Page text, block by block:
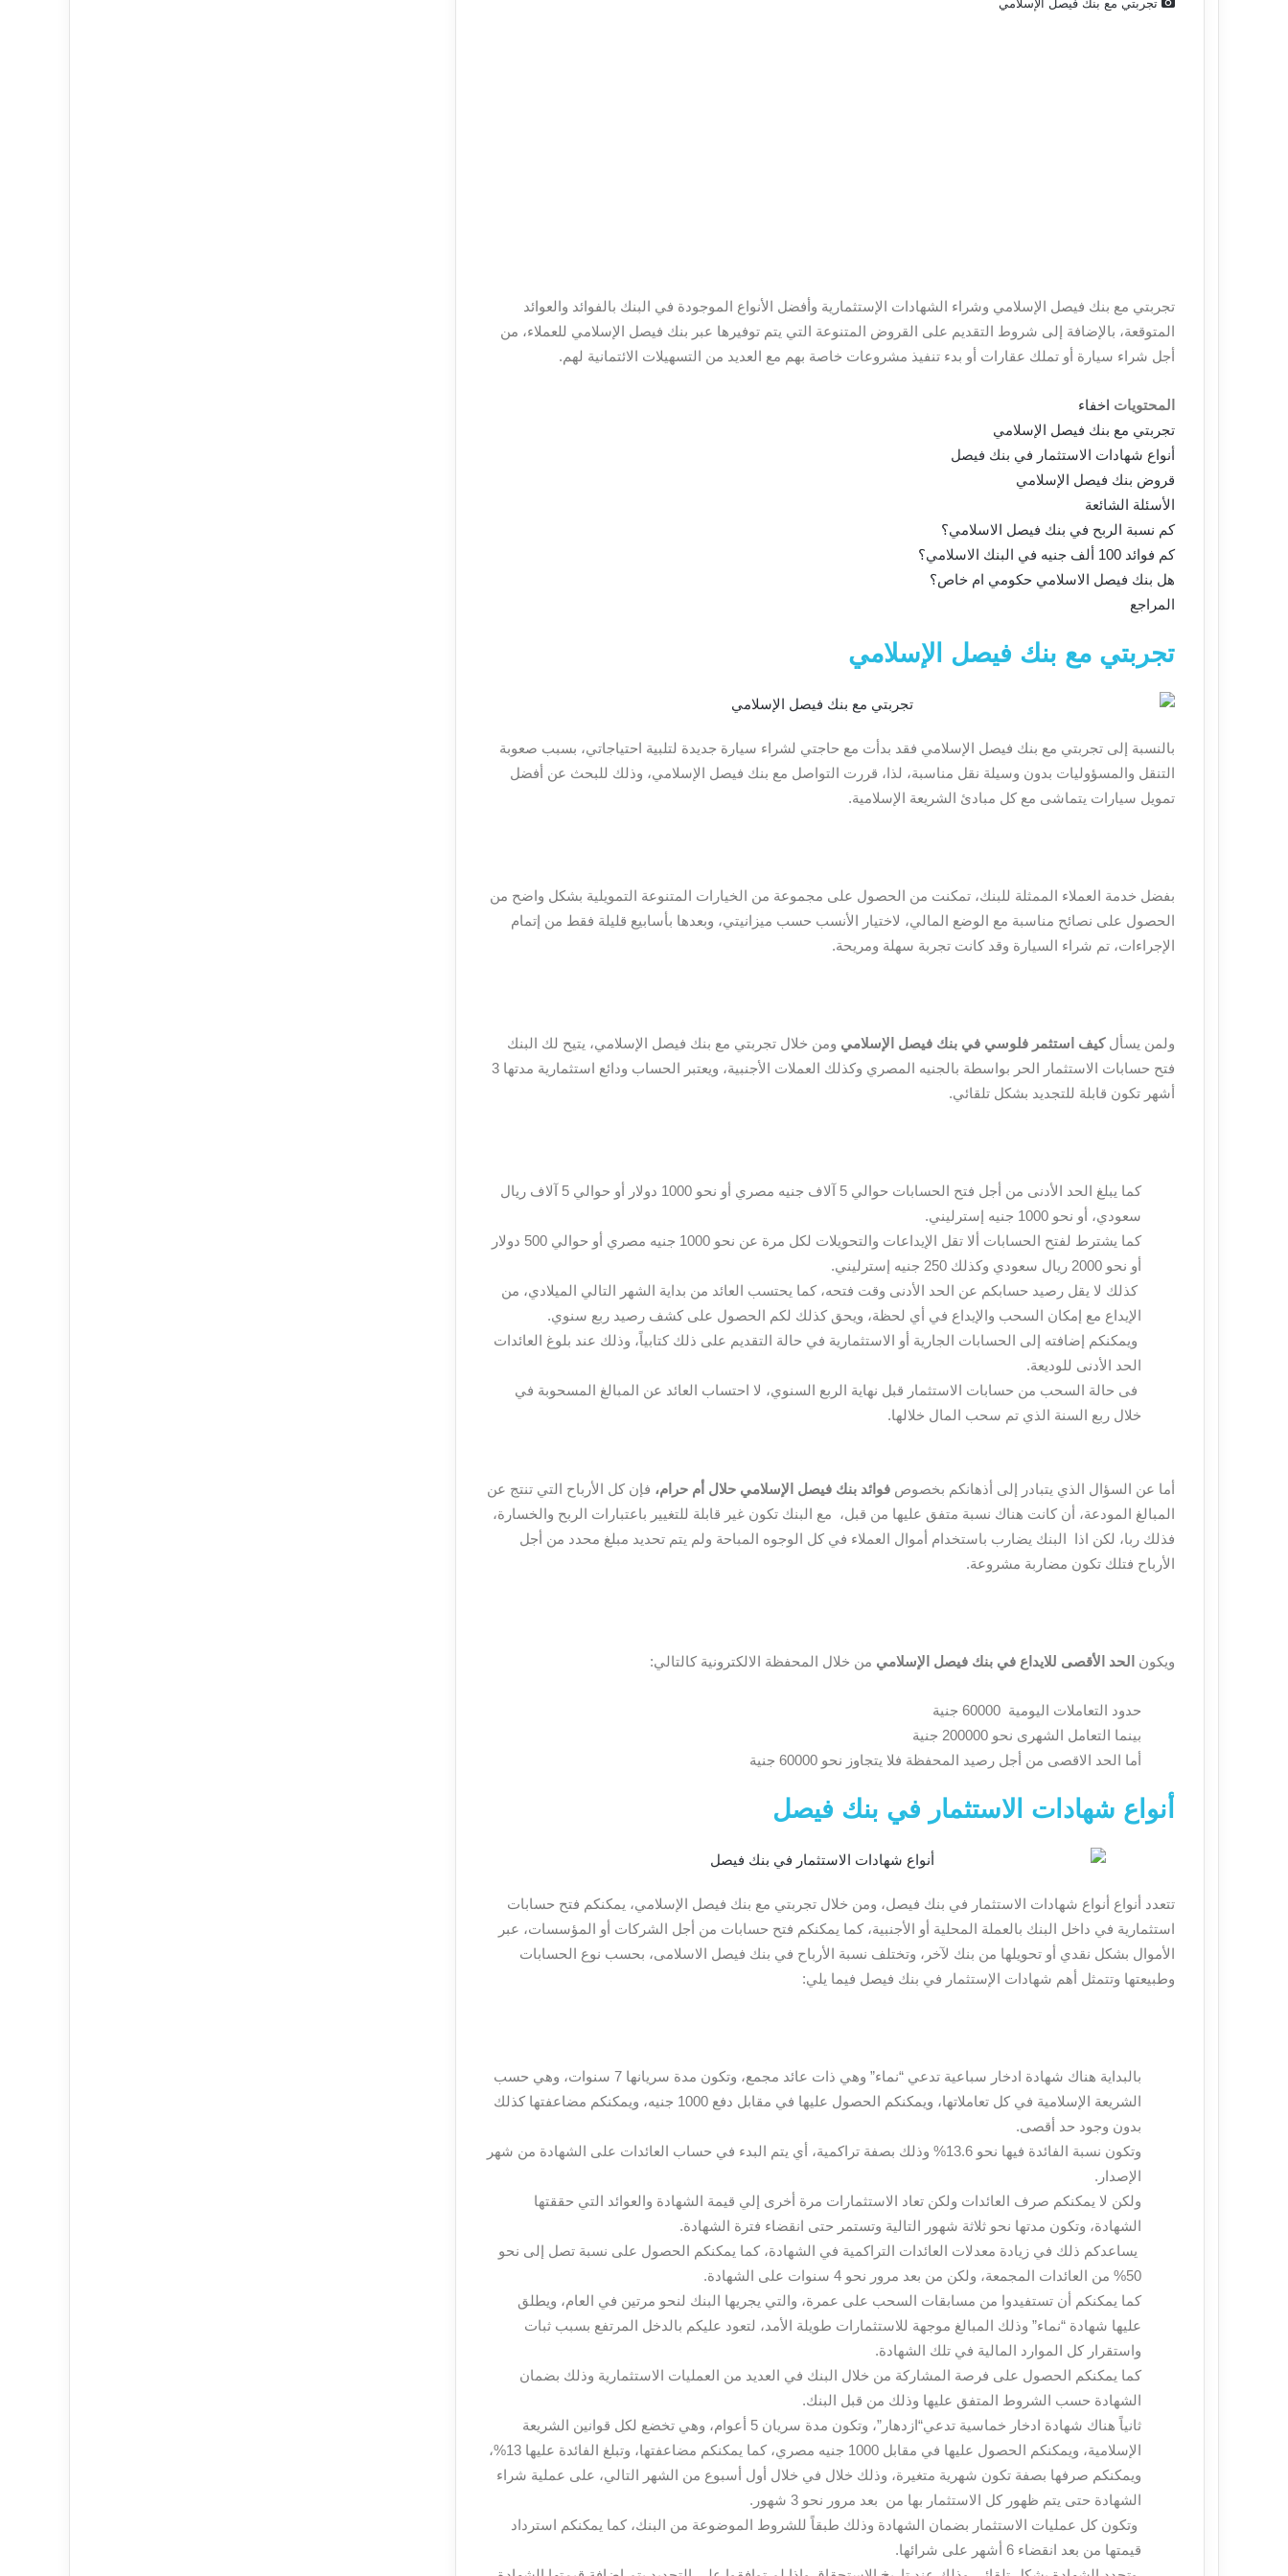
تجربتي مع بنك فيصل الإسلامي وشراء الشهادات الإستثمارية وأفضل الأنواع الموجودة في البنك بالفوائد والعوائد
المتوقعة، بالإضافة إلى شروط التقديم على القروض المتنوعة التي يتم توفيرها عبر بنك فيصل الإسلامي للعملاء، من
أجل شراء سيارة أو تملك عقارات أو بدء تنفيذ مشروعات خاصة بهم مع العديد من التسهيلات الائتمانية لهم.
المحتويات اخفاء
تجربتي مع بنك فيصل الإسلامي
أنواع شهادات الاستثمار في بنك فيصل
قروض بنك فيصل الإسلامي
الأسئلة الشائعة
كم نسبة الربح في بنك فيصل الاسلامي؟
كم فوائد 100 ألف جنيه في البنك الاسلامي؟
هل بنك فيصل الاسلامي حكومي ام خاص؟
المراجع
تجربتي مع بنك فيصل الإسلامي
بالنسبة إلى تجربتي مع بنك فيصل الإسلامي فقد بدأت مع حاجتي لشراء سيارة جديدة لتلبية احتياجاتي، بسبب صعوبة
التنقل والمسؤوليات بدون وسيلة نقل مناسبة، لذا، قررت التواصل مع بنك فيصل الإسلامي، وذلك للبحث عن أفضل
تمويل سيارات يتماشى مع كل مبادئ الشريعة الإسلامية.
بفضل خدمة العملاء الممثلة للبنك، تمكنت من الحصول على مجموعة من الخيارات المتنوعة التمويلية بشكل واضح من
الحصول على نصائح مناسبة مع الوضع المالي، لاختيار الأنسب حسب ميزانيتي، وبعدها بأسابيع قليلة فقط من إتمام
الإجراءات، تم شراء السيارة وقد كانت تجربة سهلة ومريحة.
ولمن يسأل كيف استثمر فلوسي في بنك فيصل الإسلامي ومن خلال تجربتي مع بنك فيصل الإسلامي، يتيح لك البنك
فتح حسابات الاستثمار الحر بواسطة بالجنيه المصري وكذلك العملات الأجنبية، ويعتبر الحساب ودائع استثمارية مدتها 3
أشهر تكون قابلة للتجديد بشكل تلقائي.
كما يبلغ الحد الأدنى من أجل فتح الحسابات حوالي 5 آلاف جنيه مصري أو نحو 1000 دولار أو حوالي 5 آلاف ريال
سعودي، أو نحو 1000 جنيه إسترليني.
كما يشترط لفتح الحسابات ألا تقل الإيداعات والتحويلات لكل مرة عن نحو 1000 جنيه مصري أو حوالي 500 دولار
أو نحو 2000 ريال سعودي وكذلك 250 جنيه إسترليني.
كذلك لا يقل رصيد حسابكم عن الحد الأدنى وقت فتحه، كما يحتسب العائد من بداية الشهر التالي الميلادي، من
الإيداع مع إمكان السحب والإيداع في أي لحظة، ويحق كذلك لكم الحصول على كشف رصيد ربع سنوي.
ويمكنكم إضافته إلى الحسابات الجارية أو الاستثمارية في حالة التقديم على ذلك كتابياً، وذلك عند بلوغ العائدات
الحد الأدنى للوديعة.
فى حالة السحب من حسابات الاستثمار قبل نهاية الربع السنوي، لا احتساب العائد عن المبالغ المسحوبة في
خلال ربع السنة الذي تم سحب المال خلالها.
أما عن السؤال الذي يتبادر إلى أذهانكم بخصوص فوائد بنك فيصل الإسلامي حلال أم حرام، فإن كل الأرباح التي تنتج عن
المبالغ المودعة، أن كانت هناك نسبة متفق عليها من قبل، مع البنك تكون غير قابلة للتغيير باعتبارات الربح والخسارة،
فذلك ربا، لكن اذا البنك يضارب باستخدام أموال العملاء في كل الوجوه المباحة ولم يتم تحديد مبلغ محدد من أجل
الأرباح فتلك تكون مضاربة مشروعة.
ويكون الحد الأقصى للايداع في بنك فيصل الإسلامي من خلال المحفظة الالكترونية كالتالي:
حدود التعاملات اليومية 60000 جنية
بينما التعامل الشهرى نحو 200000 جنية
أما الحد الاقصى من أجل رصيد المحفظة فلا يتجاوز نحو 60000 جنية
أنواع شهادات الاستثمار في بنك فيصل
تتعدد أنواع أنواع شهادات الاستثمار في بنك فيصل، ومن خلال تجربتي مع بنك فيصل الإسلامي، يمكنكم فتح حسابات
استثمارية في داخل البنك بالعملة المحلية أو الأجنبية، كما يمكنكم فتح حسابات من أجل الشركات أو المؤسسات، عبر
الأموال بشكل نقدي أو تحويلها من بنك لآخر، وتختلف نسبة الأرباح في بنك فيصل الاسلامى، بحسب نوع الحسابات
وطبيعتها وتتمثل أهم شهادات الإستثمار في بنك فيصل فيما يلي:
بالبداية هناك شهادة ادخار سباعية تدعي “نماء” وهي ذات عائد مجمع، وتكون مدة سريانها 7 سنوات، وهي حسب
الشريعة الإسلامية في كل تعاملاتها، ويمكنكم الحصول عليها في مقابل دفع 1000 جنيه، ويمكنكم مضاعفتها كذلك
بدون وجود حد أقصى.
وتكون نسبة الفائدة فيها نحو 13.6% وذلك بصفة تراكمية، أي يتم البدء في حساب العائدات على الشهادة من شهر
الإصدار.
ولكن لا يمكنكم صرف العائدات ولكن تعاد الاستثمارات مرة أخرى إلي قيمة الشهادة والعوائد التي حققتها
الشهادة، وتكون مدتها نحو ثلاثة شهور التالية وتستمر حتى انقضاء فترة الشهادة.
يساعدكم ذلك في زيادة معدلات العائدات التراكمية في الشهادة، كما يمكنكم الحصول على نسبة تصل إلى نحو
50% من العائدات المجمعة، ولكن من بعد مرور نحو 4 سنوات على الشهادة.
كما يمكنكم أن تستفيدوا من مسابقات السحب على عمرة، والتي يجريها البنك لنحو مرتين في العام، ويطلق
عليها شهادة “نماء” وذلك المبالغ موجهة للاستثمارات طويلة الأمد، لتعود عليكم بالدخل المرتفع بسبب ثبات
واستقرار كل الموارد المالية في تلك الشهادة.
كما يمكنكم الحصول على فرصة المشاركة من خلال البنك في العديد من العمليات الاستثمارية وذلك بضمان
الشهادة حسب الشروط المتفق عليها وذلك من قبل البنك.
ثانياً هناك شهادة ادخار خماسية تدعي“ازدهار”، وتكون مدة سريان 5 أعوام، وهي تخضع لكل قوانين الشريعة
الإسلامية، ويمكنكم الحصول عليها في مقابل 1000 جنيه مصري، كما يمكنكم مضاعفتها، وتبلغ الفائدة عليها 13%،
ويمكنكم صرفها بصفة تكون شهرية متغيرة، وذلك خلال في خلال أول أسبوع من الشهر التالي، على عملية شراء
الشهادة حتى يتم ظهور كل الاستثمار بها من بعد مرور نحو 3 شهور.
وتكون كل عمليات الاستثمار بضمان الشهادة وذلك طبقاً للشروط الموضوعة من البنك، كما يمكنكم استرداد
قيمتها من بعد انقضاء 6 أشهر على شرائها.